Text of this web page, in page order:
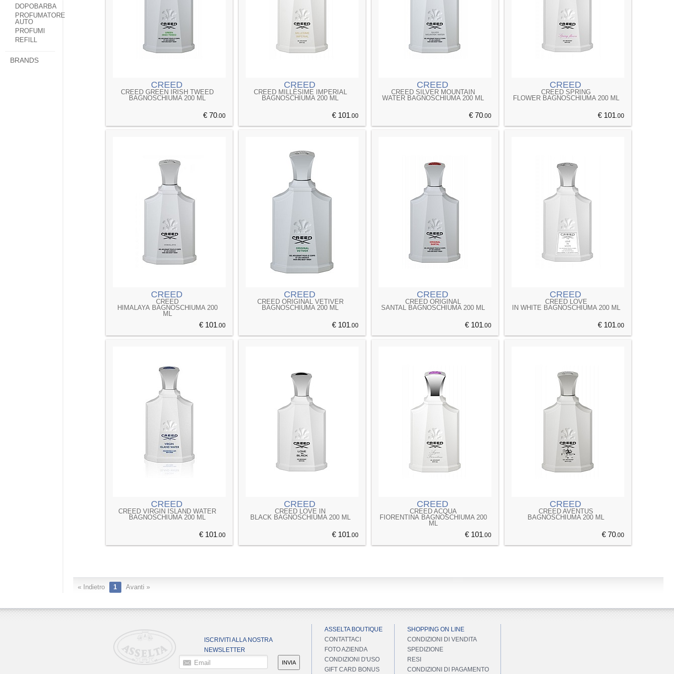
DOPOBARBA
PROFUMATORE
AUTO
PROFUMI
REFILL
BRANDS
CREED
CREED GREEN IRISH TWEED
BAGNOSCHIUMA 200 ML
€ 70.00
CREED
CREED MILLÈSIME IMPERIAL
BAGNOSCHIUMA 200 ML
€ 101.00
CREED
CREED SILVER MOUNTAIN
WATER BAGNOSCHIUMA 200 ML
€ 70.00
CREED
CREED SPRING
FLOWER BAGNOSCHIUMA 200 ML
€ 101.00
CREED
CREED
HIMALAYA BAGNOSCHIUMA 200
ML
€ 101.00
CREED
CREED ORIGINAL VETIVER
BAGNOSCHIUMA 200 ML
€ 101.00
CREED
CREED ORIGINAL
SANTAL BAGNOSCHIUMA 200 ML
€ 101.00
CREED
CREED LOVE
IN WHITE BAGNOSCHIUMA 200 ML
€ 101.00
CREED
CREED VIRGIN ISLAND WATER
BAGNOSCHIUMA 200 ML
€ 101.00
CREED
CREED LOVE IN
BLACK BAGNOSCHIUMA 200 ML
€ 101.00
CREED
CREED ACQUA
FIORENTINA BAGNOSCHIUMA 200
ML
€ 101.00
CREED
CREED AVENTUS
BAGNOSCHIUMA 200 ML
€ 70.00
« Indietro 1 Avanti »
ISCRIVITI ALLA NOSTRA
NEWSLETTER
Email INVIA
ASSELTA BOUTIQUE
CONTATTACI
FOTO AZIENDA
CONDIZIONI D'USO
GIFT CARD BONUS
SHOPPING ON LINE
CONDIZIONI DI VENDITA
SPEDIZIONE
RESI
CONDIZIONI DI PAGAMENTO